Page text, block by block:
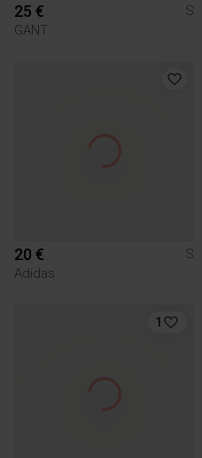
25 €
S
GANT
20 €
S
Adidas
1